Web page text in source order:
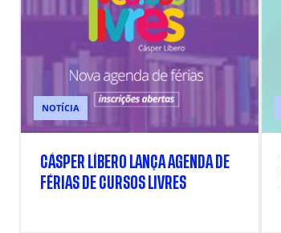
NOTÍCIA
CÁSPER LÍBERO LANÇA AGENDA DE
FÉRIAS DE CURSOS LIVRES